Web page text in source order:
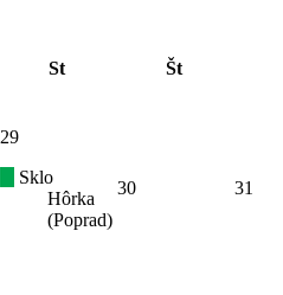
St Št
29
Sklo
Hôrka
(Poprad)
30 31